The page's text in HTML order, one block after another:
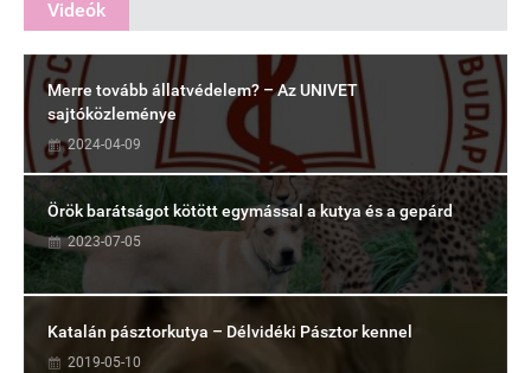
Videók
Merre tovább állatvédelem? – Az UNIVET
sajtóközleménye
2024-04-09
Örök barátságot kötött egymással a kutya és a gepárd
2023-07-05
Katalán pásztorkutya – Délvidéki Pásztor kennel
2019-05-10